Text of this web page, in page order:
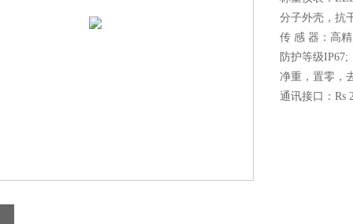
分子外壳，抗
传 感 器：高
防护等级IP67;
净重，置零，
通讯接口：Rs